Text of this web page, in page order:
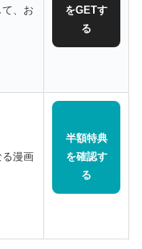
、お
をGETす
る
る漫画
半額特典
を確認す
る